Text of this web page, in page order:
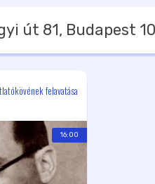
út 81, Budapest
felavatása
16:00